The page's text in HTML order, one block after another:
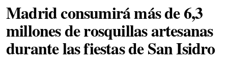
Madrid consumirá más de 6,3
millones de rosquillas artesanas
durante las fiestas de San Isidro